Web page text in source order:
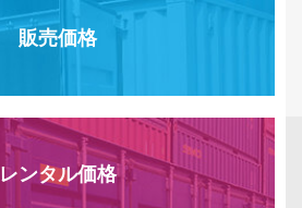
販売価格
レンタル価格